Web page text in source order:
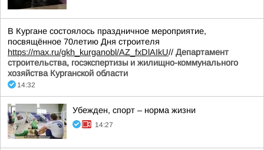
В Кургане состоялось праздничное мероприятие,
посвящённое 70летию Дня строителя
https://max.ru/gkh_kurganobl/AZ_fxDlAIkU// Департамент
строительства, госэкспертизы и жилищно-коммунального
хозяйства Курганской области
14:32
Убежден, спорт – норма жизни
14:27